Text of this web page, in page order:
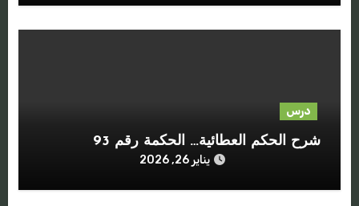
درس
شرح الحكم العطائية… الحكمة رقم 93
يناير 26, 2026